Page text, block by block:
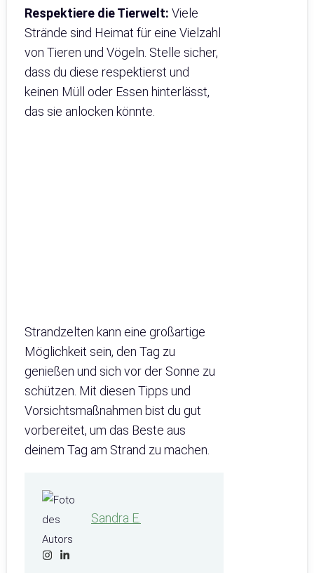
Respektiere die Tierwelt: Viele
Strände sind Heimat für eine Vielzahl
von Tieren und Vögeln. Stelle sicher,
dass du diese respektierst und
keinen Müll oder Essen hinterlässt,
das sie anlocken könnte.
Strandzelten kann eine großartige
Möglichkeit sein, den Tag zu
genießen und sich vor der Sonne zu
schützen. Mit diesen Tipps und
Vorsichtsmaßnahmen bist du gut
vorbereitet, um das Beste aus
deinem Tag am Strand zu machen.
Sandra E.